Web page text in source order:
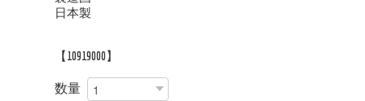
日本製
【10919000】
数量